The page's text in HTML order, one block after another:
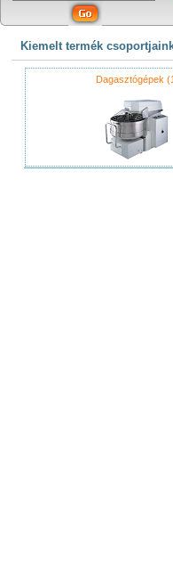
Kiemelt termék
Dagasztógépek